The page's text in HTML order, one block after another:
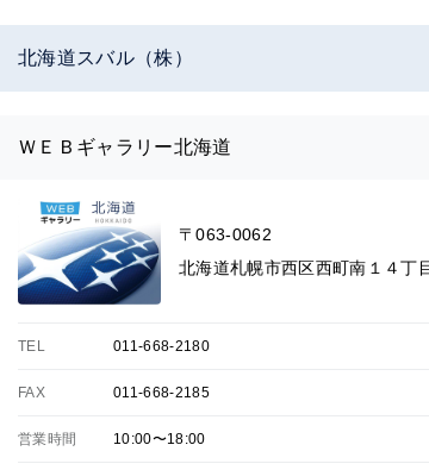
北海道スバル（株）
ＷＥＢギャラリー北海道
〒063-0062
北海道札幌市西区西町南１４丁
TEL 011-668-2180
FAX 011-668-2185
営業時間 10:00〜18:00